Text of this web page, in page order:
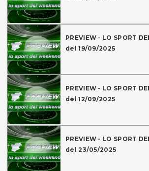
PREVIEW - LO SPORT
del 19/09/2025
PREVIEW - LO SPORT
del 12/09/2025
PREVIEW - LO SPORT
del 23/05/2025